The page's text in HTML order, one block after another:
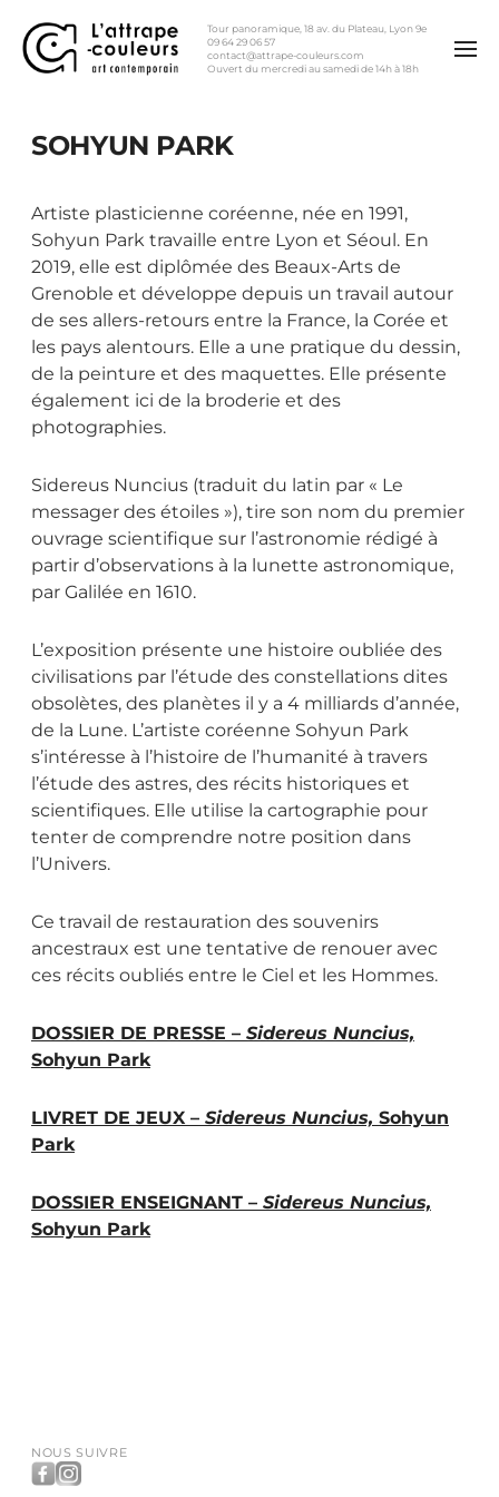
Tour panoramique, 18 av. du Plateau, Lyon 9e
09 64 29 06 57
contact@attrape-couleurs.com
Ouvert du mercredi au samedi de 14h à 18h
SOHYUN PARK
Artiste plasticienne coréenne, née en 1991,
Sohyun Park travaille entre Lyon et Séoul. En
2019, elle est diplômée des Beaux-Arts de
Grenoble et développe depuis un travail autour
de ses allers-retours entre la France, la Corée et
les pays alentours. Elle a une pratique du dessin,
de la peinture et des maquettes. Elle présente
également ici de la broderie et des
photographies.
Sidereus Nuncius (traduit du latin par « Le
messager des étoiles »), tire son nom du premier
ouvrage scientifique sur l’astronomie rédigé à
partir d’observations à la lunette astronomique,
par Galilée en 1610.
L’exposition présente une histoire oubliée des
civilisations par l’étude des constellations dites
obsolètes, des planètes il y a 4 milliards d’année,
de la Lune. L’artiste coréenne Sohyun Park
s’intéresse à l’histoire de l’humanité à travers
l’étude des astres, des récits historiques et
scientifiques. Elle utilise la cartographie pour
tenter de comprendre notre position dans
l’Univers.
Ce travail de restauration des souvenirs
ancestraux est une tentative de renouer avec
ces récits oubliés entre le Ciel et les Hommes.
DOSSIER DE PRESSE – Sidereus Nuncius,
Sohyun Park
LIVRET DE JEUX – Sidereus Nuncius, Sohyun
Park
DOSSIER ENSEIGNANT – Sidereus Nuncius,
Sohyun Park
NOUS SUIVRE